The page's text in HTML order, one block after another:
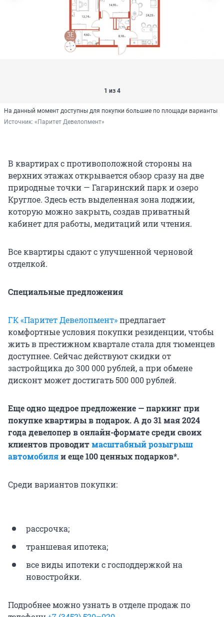
1 из 4
На данный момент доступны для покупки большие по площади варианты
Источник: «Паритет Девелопмент»
В квартирах с противоположной стороны на
верхних этажах открывается обзор сразу на две
природные точки — Гагаринский парк и озеро
Круглое. Здесь есть выделенная зона лоджии,
которую можно закрыть, создав приватный
кабинет для работы, медитаций или чтения.
Все квартиры сдают с улучшенной черновой
отделкой.
Специальные предложения
ГК «Паритет Девелопмент»предлагает
комфортные условия покупки резиденции, чтобы
жить в престижном квартале стала для тюменцев
доступнее. Сейчас действуют скидки от
застройщика до 300 000 рублей, а при обмене
дисконт может достигать 500 000 рублей.
Еще одно щедрое предложение — паркинг при
покупке квартиры в подарок. А до 31 мая 2024
года девелопер в онлайн-формате среди своих
клиентов проводитмасштабный розыгрыш
автомобиляи еще 100 ценных подарков*.
Среди вариантов покупки:
рассрочка;
траншевая ипотека;
все виды ипотеки с господдержкой на
новостройки.
Подробнее можно узнать в отделе продаж по